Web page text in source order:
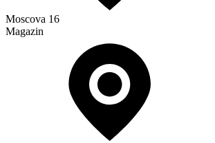
Moscova 16
Magazin